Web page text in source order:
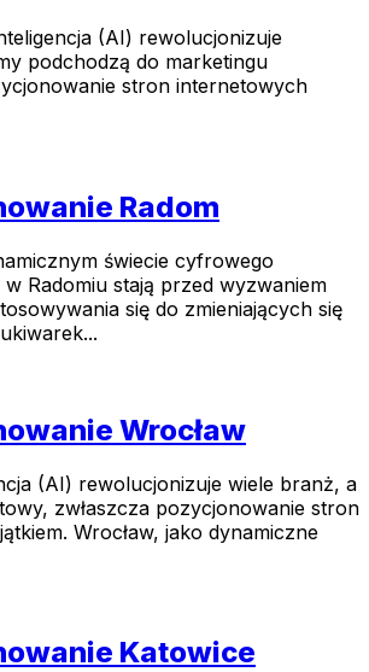
(AI) rewolucjonizuje
podchodzą do marketingu
stron internetowych
Radom
świecie cyfrowego
Radomiu stają przed wyzwaniem
się do zmieniających się
Wrocław
(AI) rewolucjonizuje wiele branż, a
zwłaszcza pozycjonowanie stron
Wrocław, jako dynamiczne
Katowice